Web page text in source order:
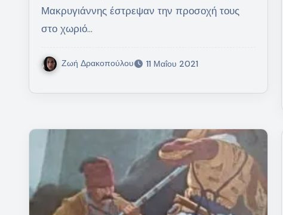
Μακρυγιάννης έστρεψαν την προσοχή τους
στο χωριό…
Ζωή Δρακοπούλου 11 Μαΐου 2021